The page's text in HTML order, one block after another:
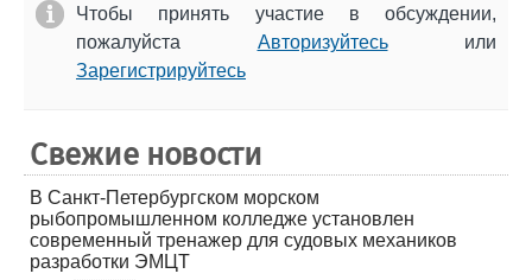
Чтобы принять участие в обсуждении,
пожалуйста Авторизуйтесьили
Зарегистрируйтесь
Свежие новости
В Санкт-Петербургском морском
рыбопромышленном колледже установлен
современный тренажер для судовых механиков
разработки ЭМЦТ